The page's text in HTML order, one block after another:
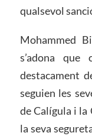
qualsevol
Mohammed
s’adona que
destacament
seguien les
de Calígula i
la seva